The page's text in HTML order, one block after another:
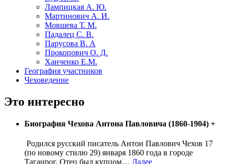
Лампицкая А. Ю.
Мартинович А. И.
Мовшева Т. М.
Падалец С. В.
Парусова В. А
Прокопович О. Д.
Ханченко Е.М.
География участников
Чеховедение
Это интересно
Биография Чехова Антона Павловича (1860-1904) +
Родился русский писатель Антон Павлович Чехов 17
(по новому стилю 29) января 1860 года в городе
Таганрог. Отец был купцом… Далее